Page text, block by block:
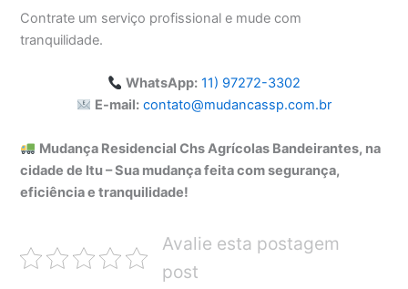
Contrate um serviço profissional e mude com
tranquilidade.
WhatsApp: 11) 97272-3302
E-mail: contato@mudancassp.com.br
Mudança Residencial Chs Agrícolas Bandeirantes, na
cidade de Itu – Sua mudança feita com segurança,
eficiência e tranquilidade!
Avalie esta postagem
post